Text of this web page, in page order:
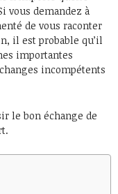
vous demandez à
de vous raconter
il est probable qu’il
importantes
incompétents
le bon échange de